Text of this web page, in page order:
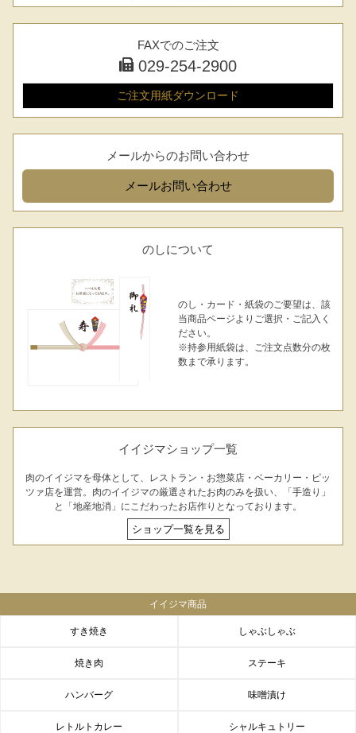
プレミアムギフト
商品券
ギフトカテゴリー一覧
029-254-2441
受付：9:00～17:30 (日曜日を除く)
お問合せフォーム
シーン別特集
ト
LINEギフト
FAXでのご注文
029-254-2900
ご注文用紙ダウンロード
メールからのお問い合わせ
メールお問い合わせ
のしについて
のし・カード・紙袋のご要望は、該
当商品ページよりご選択・ご記入く
ださい。
※持参用紙袋は、ご注文点数分の枚
数まで承ります。
イイジマショップ一覧
肉のイイジマを母体として、レストラン・お惣菜店・ベーカリー・ピッ
ツァ店を運営。肉のイイジマの厳選されたお肉のみを扱い、「手造り」
と「地産地消」にこだわったお店作りとなっております。
ショップ一覧を見る
イイジマ商品
すき焼き しゃぶしゃぶ
焼き肉 ステーキ
ハンバーグ 味噌漬け
レトルトカレー シャルキュトリー